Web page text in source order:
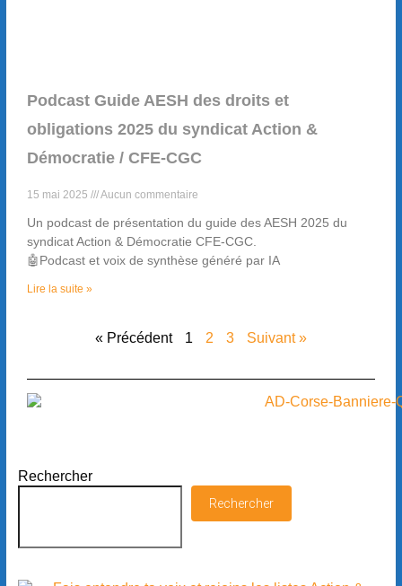
Podcast Guide AESH des droits et
obligations 2025 du syndicat Action &
Démocratie / CFE-CGC
15 mai 2025 Aucun commentaire
Un podcast de présentation du guide des AESH 2025 du
syndicat Action & Démocratie CFE-CGC.
🤖Podcast et voix de synthèse généré par IA
Lire la suite »
« Précédent 1 2 3 Suivant »
Rechercher
Rechercher